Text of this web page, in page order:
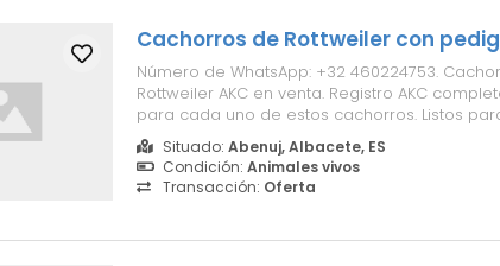
Cachorros de Rottweiler con
Número de WhatsApp: +32 460224753.
Rottweiler AKC en venta. Registro AKC
para cada uno de estos cachorros. Listos
nuevos hogares el 19 de junio. Machos y
disponibles.
Situado: Abenuj, Albacete, ES
Condición: Animales vivos
Transacción: Oferta